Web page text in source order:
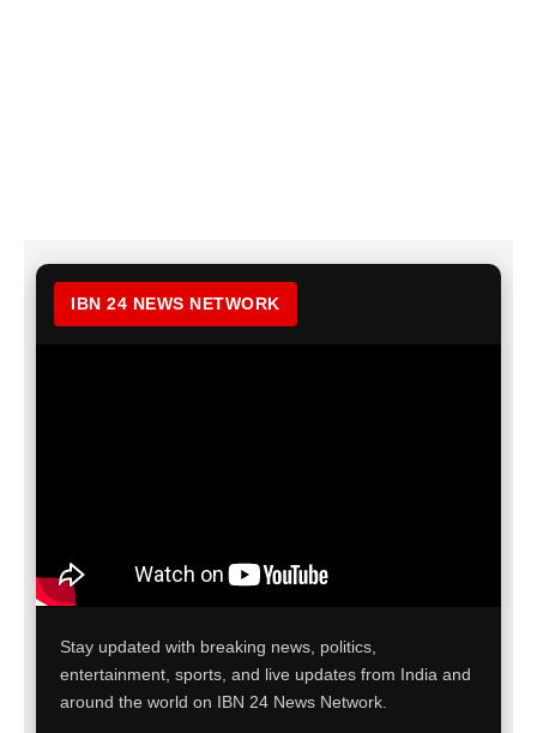
IBN 24 NEWS NETWORK
Stay updated with breaking news, politics,
entertainment, sports, and live updates from India and
around the world on IBN 24 News Network.